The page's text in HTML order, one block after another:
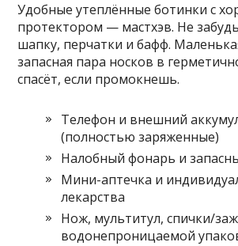
Удобные утеплённые ботинки с
протектором — мастхэв. Не
шапку, перчатки и бафф.
запасная пара носков в
спасёт, если промокнешь.
Телефон и внешний
(полностью заряженные)
Налобный фонарь и
Мини-аптечка и
лекарства
Нож, мультитул, спички/
водонепроницаемой